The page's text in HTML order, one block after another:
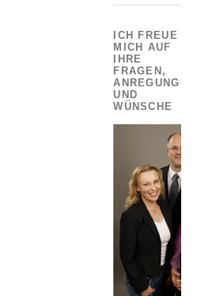
ICH FREUE
MICH AUF
IHRE
FRAGEN,
ANREGUNGEN
UND
WÜNSCHE